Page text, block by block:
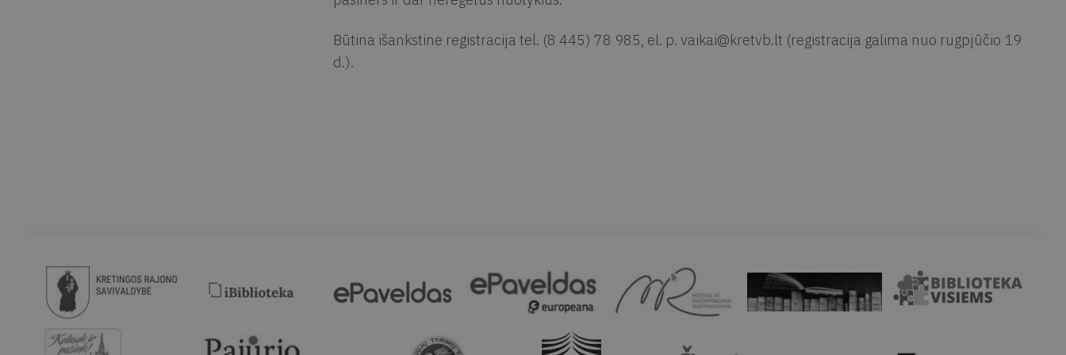
Būtina išankstinė registracija tel. (8 445) 78 985, el. p. vaikai@kretvb.lt (registracija galima nuo rugpjūčio 19
d.).